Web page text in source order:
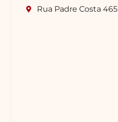
Rua Padre Costa 465